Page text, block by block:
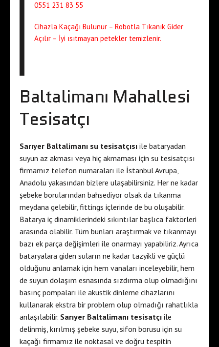
0551 231 83 55
Cihazla Kaçağı Bulunur – Robotla Tıkanık Gider
Açılır – İyi ısıtmayan petekler temizlenir.
Baltalimanı Mahallesi
Tesisatçı
Sarıyer Baltalimanı su tesisatçısı ile bataryadan
suyun az akması veya hiç akmaması için su tesisatçısı
firmamız telefon numaraları ile İstanbul Avrupa,
Anadolu yakasından bizlere ulaşabilirsiniz. Her ne kadar
şebeke borularından bahsediyor olsak da tıkanma
meydana gelebilir, fittings içlerinde de bu oluşabilir.
Batarya iç dinamiklerindeki sıkıntılar başlıca faktörleri
arasında olabilir. Tüm bunları araştırmak ve tıkanmayı
bazı ek parça değişimleri ile onarmayı yapabiliriz. Ayrıca
bataryalara giden suların ne kadar tazyikli ve güçlü
olduğunu anlamak için hem vanaları inceleyebilir, hem
de suyun dolaşım esnasında sızdırma olup olmadığını
basınç pompaları ile akustik dinleme cihazlarını
kullanarak ekstra bir problem olup olmadığı rahatlıkla
anlaşılabilir. Sarıyer Baltalimanı tesisatçı ile
delinmiş, kırılmış şebeke suyu, sifon borusu için su
kaçağı firmamız ile noktasal ve doğru tespitin